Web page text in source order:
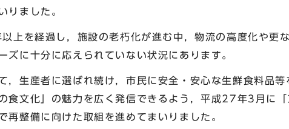
りました。
上を経過し，施設の老朽化が進む中，物流の高度化や更
ズに十分に応えられていない状況にあります。
生産者に選ばれ続け，市民に安全・安心な生鮮食料品等
食文化」の魅力を広く発信できるよう，平成27年3月に
再整備に向けた取組を進めてまいりました。